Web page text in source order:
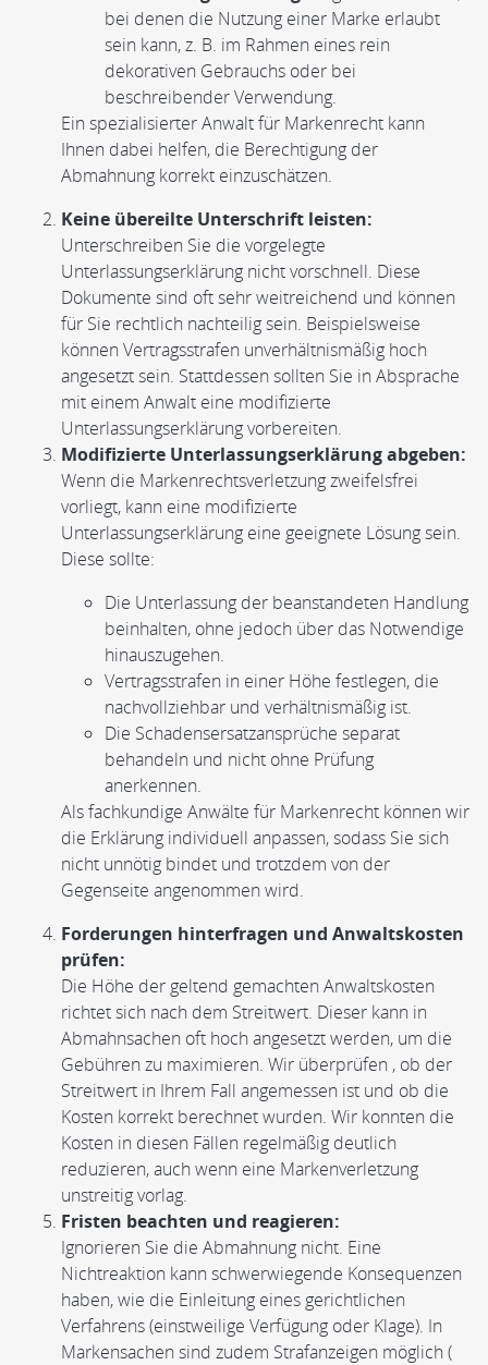
bei denen die Nutzung einer Marke erlaubt
sein kann, z. B. im Rahmen eines rein
dekorativen Gebrauchs oder bei
beschreibender Verwendung.
Ein spezialisierter Anwalt für Markenrecht kann
Ihnen dabei helfen, die Berechtigung der
Abmahnung korrekt einzuschätzen.
Keine übereilte Unterschrift leisten:
Unterschreiben Sie die vorgelegte
Unterlassungserklärung nicht vorschnell. Diese
Dokumente sind oft sehr weitreichend und können
für Sie rechtlich nachteilig sein. Beispielsweise
können Vertragsstrafen unverhältnismäßig hoch
angesetzt sein. Stattdessen sollten Sie in Absprache
mit einem Anwalt eine modifizierte
Unterlassungserklärung vorbereiten.
Modifizierte Unterlassungserklärung abgeben:
Wenn die Markenrechtsverletzung zweifelsfrei
vorliegt, kann eine modifizierte
Unterlassungserklärung eine geeignete Lösung sein.
Diese sollte:
Die Unterlassung der beanstandeten Handlung
beinhalten, ohne jedoch über das Notwendige
hinauszugehen.
Vertragsstrafen in einer Höhe festlegen, die
nachvollziehbar und verhältnismäßig ist.
Die Schadensersatzansprüche separat
behandeln und nicht ohne Prüfung
anerkennen.
Als fachkundige Anwälte für Markenrecht können wir
die Erklärung individuell anpassen, sodass Sie sich
nicht unnötig bindet und trotzdem von der
Gegenseite angenommen wird.
Forderungen hinterfragen und Anwaltskosten
prüfen:
Die Höhe der geltend gemachten Anwaltskosten
richtet sich nach dem Streitwert. Dieser kann in
Abmahnsachen oft hoch angesetzt werden, um die
Gebühren zu maximieren. Wir überprüfen , ob der
Streitwert in Ihrem Fall angemessen ist und ob die
Kosten korrekt berechnet wurden. Wir konnten die
Kosten in diesen Fällen regelmäßig deutlich
reduzieren, auch wenn eine Markenverletzung
unstreitig vorlag.
Fristen beachten und reagieren:
Ignorieren Sie die Abmahnung nicht. Eine
Nichtreaktion kann schwerwiegende Konsequenzen
haben, wie die Einleitung eines gerichtlichen
Verfahrens (einstweilige Verfügung oder Klage). In
Markensachen sind zudem Strafanzeigen möglich (